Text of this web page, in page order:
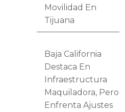
Movilidad En
Tijuana
Baja California
Destaca En
Infraestructura
Maquiladora, Pero
Enfrenta Ajustes